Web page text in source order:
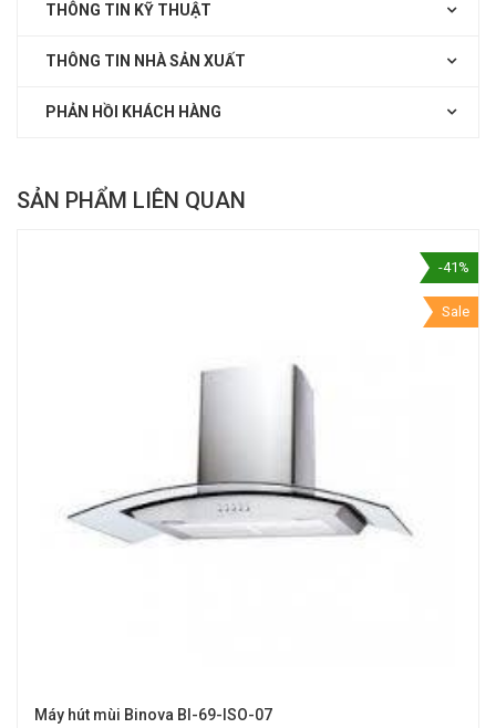
THÔNG TIN KỸ THUẬT
THÔNG TIN NHÀ SẢN XUẤT
PHẢN HỒI KHÁCH HÀNG
SẢN PHẨM LIÊN QUAN
-41%
Sale
Máy hút mùi Binova BI-69-ISO-07